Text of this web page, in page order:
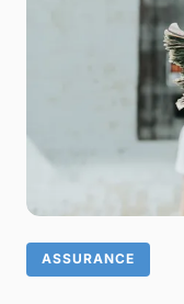
ASSURANCE